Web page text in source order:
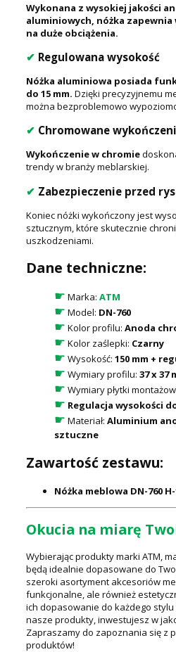
Wykonana z wysokiej jakości
aluminiowych, nóżka
na duże obciążenia.
✔ Regulowana wysokość
Nóżka aluminiowa posiada
do 15 mm. Dzięki precyzyjnemu
można bezproblemowo
✔ Chromowane
Wykończenie w chromie
trendy w branży meblarskiej.
✔ Zabezpieczenie przed
Koniec nóżki wykończony jest
sztucznym, które skutecznie
uszkodzeniami.
Dane techniczne:
☛ Marka: ATM
☛ Model: DN-760
☛ Kolor profilu: Anoda
☛ Kolor zaślepki: Czarny
☛ Wysokość: 150 mm +
☛ Wymiary profilu: 37 x 37
☛ Wymiary płytki
☛ Regulacja wysokości
☛ Materiał: Aluminium
sztuczne
Zawartość zestawu:
Nóżka meblowa DN-760
Okucia na miarę
Wybierając produkty marki ATM,
będą idealnie dopasowane do
szeroki asortyment akcesoriów
funkcjonalne, ale również
ich dopasowanie do każdego
nasze produkty, inwestujesz w
Zapraszamy do zapoznania się z
produktów!